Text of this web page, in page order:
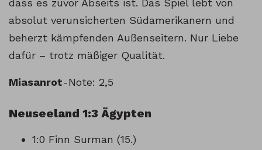
dass es zuvor Abseits ist. Das Spiel lebt von
absolut verunsicherten Südamerikanern und
beherzt kämpfenden Außenseitern. Nur Liebe
dafür – trotz mäßiger Qualität.
Miasanrot-Note: 2,5
Neuseeland 1:3 Ägypten
1:0 Finn Surman (15.)